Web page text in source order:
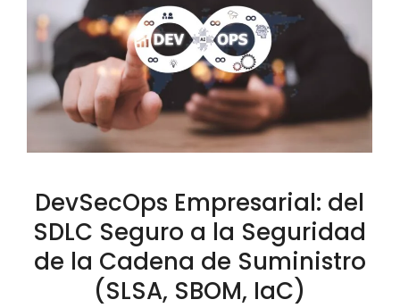
DevSecOps Empresarial: del
SDLC Seguro a la Seguridad
de la Cadena de Suministro
(SLSA, SBOM, IaC)